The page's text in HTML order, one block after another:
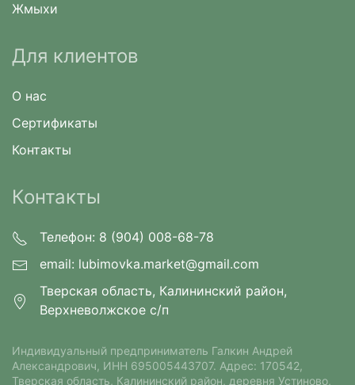
Жмыхи
Для клиентов
О нас
Сертификаты
Контакты
Контакты
Телефон: 8 (904) 008-68-78
email: lubimovka.market@gmail.com
Тверская область, Калининский район,
Верхневолжское с/п
Индивидуальный предприниматель Галкин Андрей
Александрович⁠, ИНН 695005443707. Адрес: 170542,
Тверская область, Калининский район, деревня Устиново,